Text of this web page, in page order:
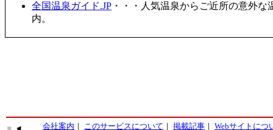
全国温泉ガイド.JP ・・・人気温泉からご近所の意外
内。
会社案内 ｜ このサービスについて ｜ 掲載記事 ｜ Webサイトにつ